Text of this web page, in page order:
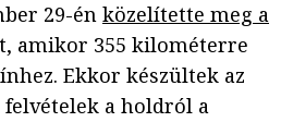
29-én közelítette meg a
amikor 355 kilométerre
Ekkor készültek az
a holdról a